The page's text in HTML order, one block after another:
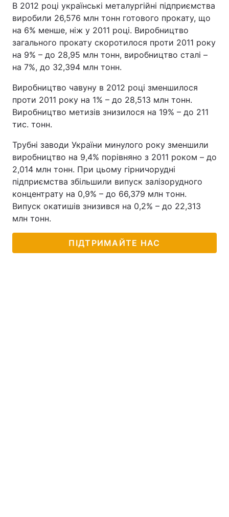
В 2012 році українські металургійні підприємства
виробили 26,576 млн тонн готового прокату, що
на 6% менше, ніж у 2011 році. Виробництво
загального прокату скоротилося проти 2011 року
на 9% – до 28,95 млн тонн, виробництво сталі –
на 7%, до 32,394 млн тонн.
Виробництво чавуну в 2012 році зменшилося
проти 2011 року на 1% – до 28,513 млн тонн.
Виробництво метизів знизилося на 19% – до 211
тис. тонн.
Трубні заводи України минулого року зменшили
виробництво на 9,4% порівняно з 2011 роком – до
2,014 млн тонн. При цьому гірничорудні
підприємства збільшили випуск залізорудного
концентрату на 0,9% – до 66,379 млн тонн.
Випуск окатишів знизився на 0,2% – до 22,313
млн тонн.
ПІДТРИМАЙТЕ НАС